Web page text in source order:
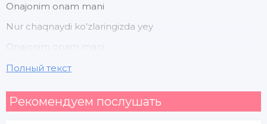
Onajonim onam mani
Nur chaqnaydi ko'zlaringizda yey
Onajonim onam mani
Ham ustozim muhlisim mani
Полный текст
Рекомендуем послушать